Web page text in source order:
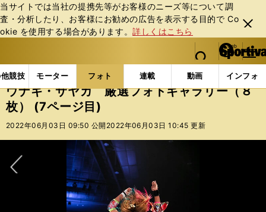
当サイトでは当社の提携先等がお客様のニーズ等について調
査・分析したり、お客様にお勧めの広告を表⽰する⽬的で Co
okie を使⽤する場合があります。詳しくはこちら
閉じ
る
web Sportiva (webスポルティーバ)
検索
マイペ
ー
ジ
メニュ
競技 モーター フォト 連載 動画 インフォ
b
ス
ポ
ル
バ
フォトギャラリー コラムフォト ウナギ・サヤカ
ウナギ・サヤカ 厳選フォトギャラリー（８
枚） (7ページ目)
2022年06月03日 09:50 公開 2022年06月03日 10:45 更新